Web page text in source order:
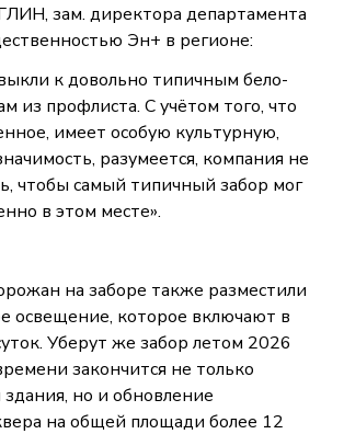
зам. директора департамента
Эн+ в регионе:
к довольно типичным бело-
из профлиста. С учётом того, что
имеет особую культурную,
разумеется, компания не
чтобы самый типичный забор мог
в этом месте».
на заборе также разместили
освещение, которое включают в
Уберут же забор летом 2026
закончится не только
но и обновление
на общей площади более 12